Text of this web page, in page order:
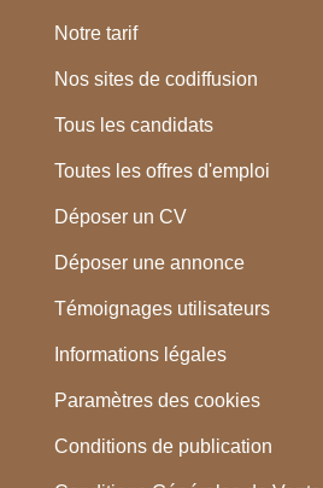
Notre tarif
Nos sites de codiffusion
Tous les candidats
Toutes les offres d'emploi
Déposer un CV
Déposer une annonce
Témoignages utilisateurs
Informations légales
Paramètres des cookies
Conditions de publication